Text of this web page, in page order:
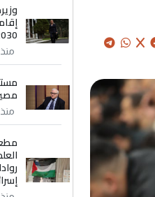
2030 في
منذ 51 دقيقة
منذ 58 دقيقة